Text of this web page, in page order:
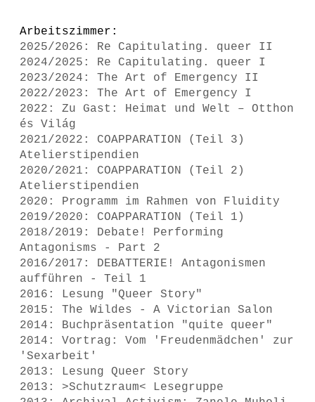
Arbeitszimmer:
2025/2026: Re Capitulating. queer II
2024/2025: Re Capitulating. queer I
2023/2024: The Art of Emergency II
2022/2023: The Art of Emergency I
2022: Zu Gast: Heimat und Welt – Otthon
és Világ
2021/2022: COAPPARATION (Teil 3)
Atelierstipendien
2020/2021: COAPPARATION (Teil 2)
Atelierstipendien
2020: Programm im Rahmen von Fluidity
2019/2020: COAPPARATION (Teil 1)
2018/2019: Debate! Performing
Antagonisms - Part 2
2016/2017: DEBATTERIE! Antagonismen
aufführen - Teil 1
2016: Lesung "Queer Story"
2015: The Wildes - A Victorian Salon
2014: Buchpräsentation "quite queer"
2014: Vortrag: Vom 'Freudenmädchen' zur
'Sexarbeit'
2013: Lesung Queer Story
2013: >Schutzraum< Lesegruppe